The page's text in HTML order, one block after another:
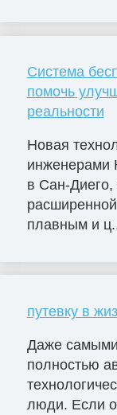
Система
помочь
реальности
Новая
инженерами
в Сан-Диего,
плавным и
путевку в
Даже
полностью
люди. Если